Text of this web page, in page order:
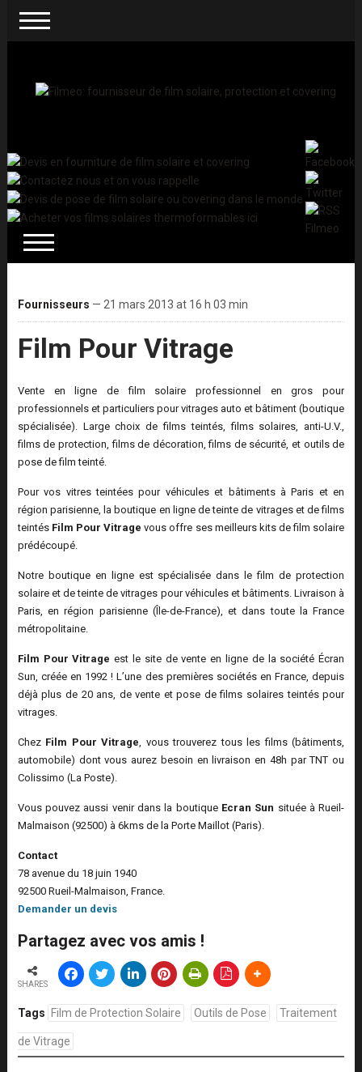
Fournisseurs — 21 mars 2013 at 16 h 03 min
Film Pour Vitrage
Vente en ligne de film solaire professionnel en gros pour
professionnels et particuliers pour vitrages auto et bâtiment (boutique
spécialisée). Large choix de films teintés, films solaires, anti-U.V.,
films de protection, films de décoration, films de sécurité, et outils de
pose de film teinté.
Pour vos vitres teintées pour véhicules et bâtiments à Paris et en
région parisienne, la boutique en ligne de teinte de vitrages et de films
teintés Film Pour Vitrage vous offre ses meilleurs kits de film solaire
prédécoupé.
Notre boutique en ligne est spécialisée dans le film de protection
solaire et de teinte de vitrages pour véhicules et bâtiments. Livraison à
Paris, en région parisienne (Île-de-France), et dans toute la France
métropolitaine.
Film Pour Vitrage est le site de vente en ligne de la société Écran
Sun, créée en 1992 ! L’une des premières sociétés en France, depuis
déjà plus de 20 ans, de vente et pose de films solaires teintés pour
vitrages.
Chez Film Pour Vitrage, vous trouverez tous les films (bâtiments,
automobile) dont vous aurez besoin en livraison en 48h par TNT ou
Colissimo (La Poste).
Vous pouvez aussi venir dans la boutique Ecran Sun située à Rueil-
Malmaison (92500) à 6kms de la Porte Maillot (Paris).
Contact
78 avenue du 18 juin 1940
92500 Rueil-Malmaison, France.
Demander un devis
Partagez avec vos amis !
SHARES
Tags Film de Protection Solaire Outils de Pose Traitement
de Vitrage